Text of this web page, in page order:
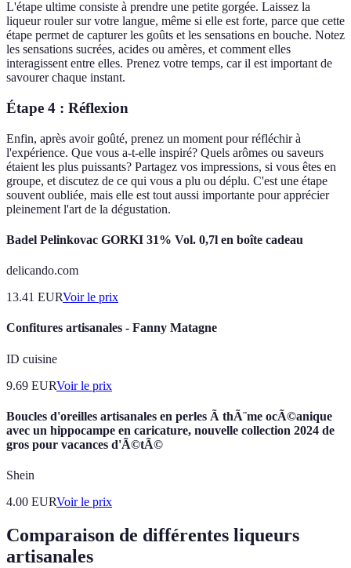
L'étape ultime consiste à prendre une petite gorgée. Laissez la
liqueur rouler sur votre langue, même si elle est forte, parce que cette
étape permet de capturer les goûts et les sensations en bouche. Notez
les sensations sucrées, acides ou amères, et comment elles
interagissent entre elles. Prenez votre temps, car il est important de
savourer chaque instant.
Étape 4 : Réflexion
Enfin, après avoir goûté, prenez un moment pour réfléchir à
l'expérience. Que vous a-t-elle inspiré? Quels arômes ou saveurs
étaient les plus puissants? Partagez vos impressions, si vous êtes en
groupe, et discutez de ce qui vous a plu ou déplu. C'est une étape
souvent oubliée, mais elle est tout aussi importante pour apprécier
pleinement l'art de la dégustation.
Badel Pelinkovac GORKI 31% Vol. 0,7l en boîte cadeau
delicando.com
13.41 EURVoir le prix
Confitures artisanales - Fanny Matagne
ID cuisine
9.69 EURVoir le prix
Boucles d'oreilles artisanales en perles Ã thÃ¨me ocÃ©anique
avec un hippocampe en caricature, nouvelle collection 2024 de
gros pour vacances d'Ã©tÃ©
Shein
4.00 EURVoir le prix
Comparaison de différentes liqueurs
artisanales